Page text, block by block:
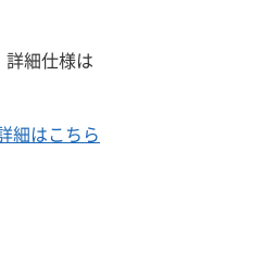
詳細仕様は
細はこちら